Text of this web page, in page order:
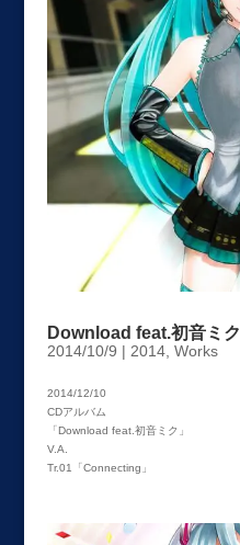
Download feat.初音ミク
2014/10/9 | 2014, Works
2014/12/10
CDアルバム
「Download feat.初音ミク」
V.A.
Tr.01「Connecting」